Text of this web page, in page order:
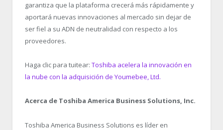
garantiza que la plataforma crecerá más rápidamente y
aportará nuevas innovaciones al mercado sin dejar de
ser fiel a su ADN de neutralidad con respecto a los
proveedores.
Haga clic para tuitear: Toshiba acelera la innovación en
la nube con la adquisición de Youmebee, Ltd.
Acerca de Toshiba America Business Solutions, Inc.
Toshiba America Business Solutions es líder en